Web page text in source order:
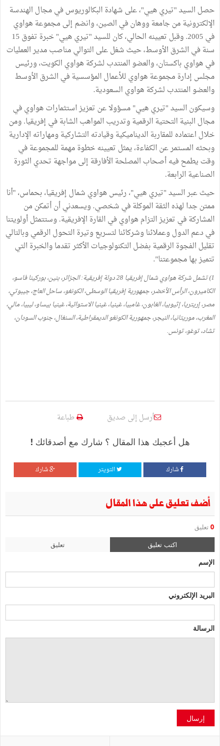
حصل السيد "تيري هيي"، على شهادة البكالوريوس في مجال الهندسة
الإلكترونية من جامعة ووهان في الصين، وانضم إلى مجموعة هواوي
في 2005. وقبل تعيينه الحالي، كان للسيد "تيري هيي" خبرة تفوق 15
سنة في الشرق الأوسط، حيث شغل على التوالي مناصب مدير العمليات
في هواوي باكستان، والعضو المنتدب لشركة هواوي الكويت، ورئيس
مجلس إدارة مجموعة هواوي للأعمال المؤسسية في الشرق الأوسط
والعضو المنتدب لشركة هواوي السعودية.
وسيكون السيد "تيري هيي" مسؤولا عن تعزيز استثمارات هواوي في
مجال البنية التحتية الرقمية وتدريب المواهب الشابة في إفريقيا. ومن
خلال اعتماده للمقاربة الديناميكية وقيادته التشاركية ومهاراته الإدارية
وبحثه المستمر عن الكفاءة، يمثل تعيينه خطوة مهمة للمجموعة في
وقت يطمح فيه أصحاب المصلحة الأفارقة إلى مواجهة تحدي الثورة
الصناعية الرابعة.
حيث عبر السيد "تيري هيي"، رئيس هواوي شمال إفريقيا، بحماس، "أنا
ممتن جدا لهذه الثقة الموكلة في شخصي. ويسعدني أن أتمكن من
المشاركة في تعزيز التزام هواوي في القارة الإفريقية. وستتمثل أولويتنا
في دعم الدول وعملائنا وشركائنا لتسريع وتيرة التحول الرقمي وبالتالي
تقليل الفجوة الرقمية بفضل التكنولوجيات الأكثر تقدما والخبرة التي
تتميز بها مجموعتنا".
1) تشمل شركة هواوي شمال إفريقيا 28 دولة إفريقية: الجزائر، بنين، بوركينا فاسو،
الكاميرون، الرأس الأخضر، جمهورية إفريقيا الوسطى، الكونغو، ساحل العاج، جيبوتي،
مصر، إريتريا، إثيوبيا، الغابون، غامبيا، غينيا، غينيا الاستوائية، غينيا بيساو، ليبيا، مالي،
المغرب، موريتانيا، النيجر، جمهورية الكونغو الديمقراطية، السنغال، جنوب السودان،
تشاد، توغو، تونس.
أرسل إلى صديق طباعة
هل أعجبك هذا المقال ؟ شارك مع أصدقائك !
شارك التويتر شارك
أضف تعليق على هذا المقال
0 تعليق
اكتب تعليق تعليق
الإسم
البريد الإلكتروني
الرسالة
إرسال